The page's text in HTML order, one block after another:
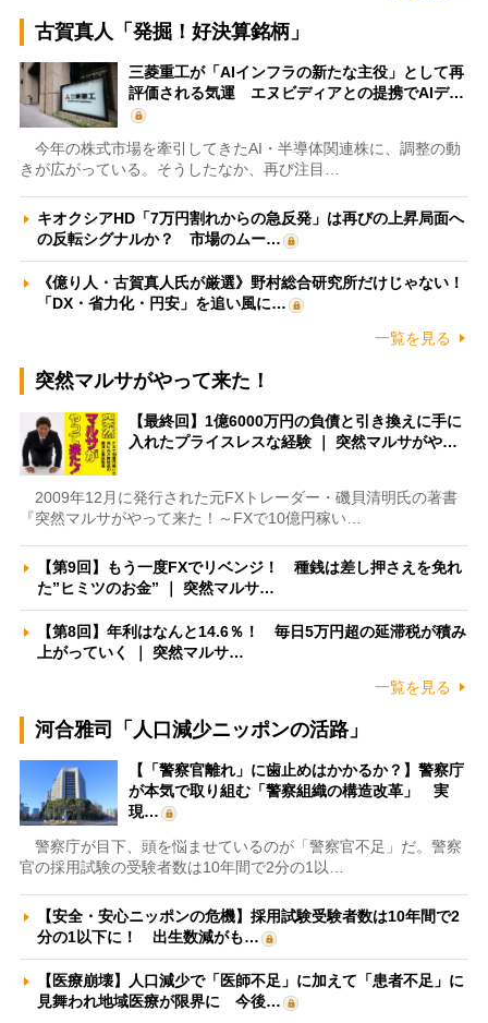
古賀真人「発掘！好決算銘柄」
三菱重工が「AIインフラの新たな主役」として再
評価される気運 エヌビディアとの提携でAIデ…
今年の株式市場を牽引してきたAI・半導体関連株に、調整の動
きが広がっている。そうしたなか、再び注目…
キオクシアHD「7万円割れからの急反発」は再びの上昇局面へ
の反転シグナルか？ 市場のムー…
《億り人・古賀真人氏が厳選》野村総合研究所だけじゃない！
「DX・省力化・円安」を追い風に…
一覧を見る
突然マルサがやって来た！
【最終回】1億6000万円の負債と引き換えに手に
入れたプライスレスな経験 ｜ 突然マルサがや…
2009年12月に発行された元FXトレーダー・磯貝清明氏の著書
『突然マルサがやって来た！～FXで10億円稼い…
【第9回】もう一度FXでリベンジ！ 種銭は差し押さえを免れ
た”ヒミツのお金” ｜ 突然マルサ…
【第8回】年利はなんと14.6％！ 毎日5万円超の延滞税が積み
上がっていく ｜ 突然マルサ…
一覧を見る
河合雅司「人口減少ニッポンの活路」
【「警察官離れ」に歯止めはかかるか？】警察庁
が本気で取り組む「警察組織の構造改革」 実
現…
警察庁が目下、頭を悩ませているのが「警察官不足」だ。警察
官の採用試験の受験者数は10年間で2分の1以…
【安全・安心ニッポンの危機】採用試験受験者数は10年間で2
分の1以下に！ 出生数減がも…
【医療崩壊】人口減少で「医師不足」に加えて「患者不足」に
見舞われ地域医療が限界に 今後…